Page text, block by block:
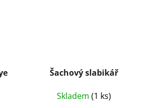
Šachový slabikář
Skladem (1 ks)